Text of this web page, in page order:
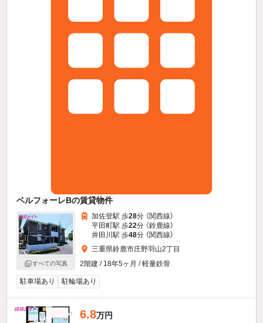
ベルフォーレBの賃貸物件
すべての写真
加佐登駅 歩28分 （関西線）
平田町駅 歩22分 （鈴鹿線）
井田川駅 歩48分 （関西線）
三重県鈴鹿市庄野羽山2丁目
2階建 / 18年5ヶ月 / 軽量鉄骨
駐車場あり 駐輪場あり
6.8万円